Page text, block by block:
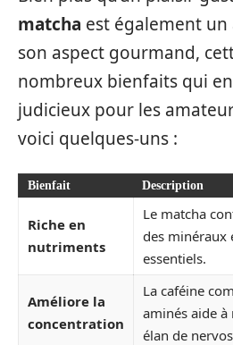
matcha est également un
son aspect gourmand,
nombreux bienfaits qui
judicieux pour les
voici quelques-uns :
Bienfait Description
Riche en
nutriments
Le matcha
des minéraux
essentiels.
Améliore la
concentration
La caféine
aminés aide à
élan de